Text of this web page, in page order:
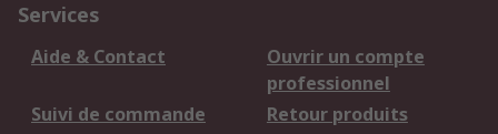
Services
Aide & Contact
Ouvrir un compte
professionnel
Suivi de commande
Retour produits